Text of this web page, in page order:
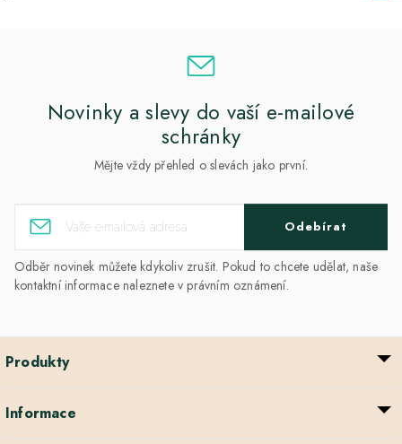
Novinky a slevy do vaší e-mailové
schránky
Mějte vždy přehled o slevách jako první.
Odebírat
Odběr novinek můžete kdykoliv zrušit. Pokud to chcete udělat, naše
kontaktní informace naleznete v právním oznámení.
Produkty
Informace